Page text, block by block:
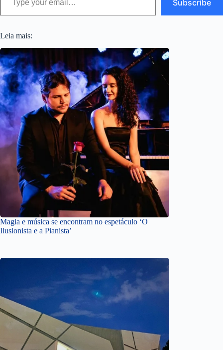
Subscribe
Leia mais:
Magia e música se encontram no espetáculo ‘O
Ilusionista e a Pianista’